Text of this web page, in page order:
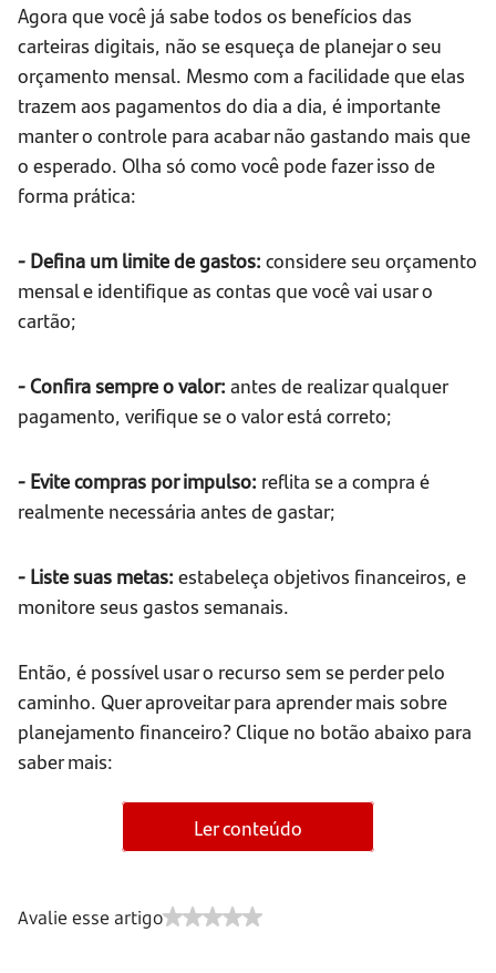
Agora que você já sabe todos os benefícios das
carteiras digitais, não se esqueça de planejar o seu
orçamento mensal. Mesmo com a facilidade que elas
trazem aos pagamentos do dia a dia, é importante
manter o controle para acabar não gastando mais que
o esperado. Olha só como você pode fazer isso de
forma prática:
- Defina um limite de gastos: considere seu orçamento
mensal e identifique as contas que você vai usar o
cartão;
- Confira sempre o valor: antes de realizar qualquer
pagamento, verifique se o valor está correto;
- Evite compras por impulso: reflita se a compra é
realmente necessária antes de gastar;
- Liste suas metas: estabeleça objetivos financeiros, e
monitore seus gastos semanais.
Então, é possível usar o recurso sem se perder pelo
caminho. Quer aproveitar para aprender mais sobre
planejamento financeiro? Clique no botão abaixo para
saber mais:
Ler conteúdo
Avalie esse artigo